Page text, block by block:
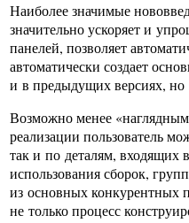
Наиболее значимые
значительно ускоряет и
панелей, позволяет
автоматически создает
и в предыдущих версиях, но
Возможно менее
реализации пользователь
так и по деталям, входящих
использования сборок,
из основных конкурентных
не только процесс